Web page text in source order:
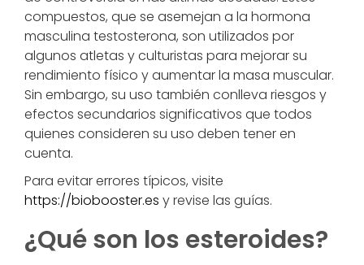
compuestos, que se asemejan a la hormona
masculina testosterona, son utilizados por
algunos atletas y culturistas para mejorar su
rendimiento físico y aumentar la masa muscular.
Sin embargo, su uso también conlleva riesgos y
efectos secundarios significativos que todos
quienes consideren su uso deben tener en
cuenta.
Para evitar errores típicos, visite
https://biobooster.es y revise las guías.
¿Qué son los esteroides?